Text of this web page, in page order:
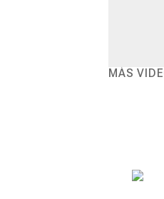
MÁS